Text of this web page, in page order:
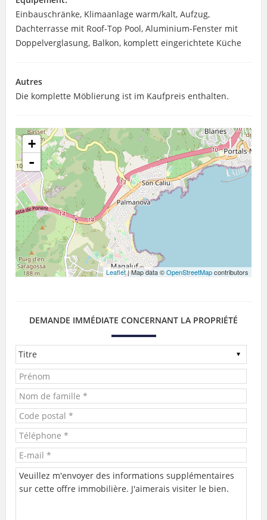
Einbauschränke, Klimaanlage warm/kalt, Aufzug,
Dachterrasse mit Roof-Top Pool, Aluminium-Fenster mit
Doppelverglasung, Balkon, komplett eingerichtete Küche
Autres
Die komplette Möblierung ist im Kaufpreis enthalten.
+
-
Leaflet| Map data ©OpenStreetMapcontributors
DEMANDE IMMÉDIATE CONCERNANT LA PROPRIÉTÉ